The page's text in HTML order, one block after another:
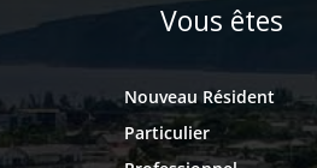
Vous êtes
Nouveau Résident
Particulier